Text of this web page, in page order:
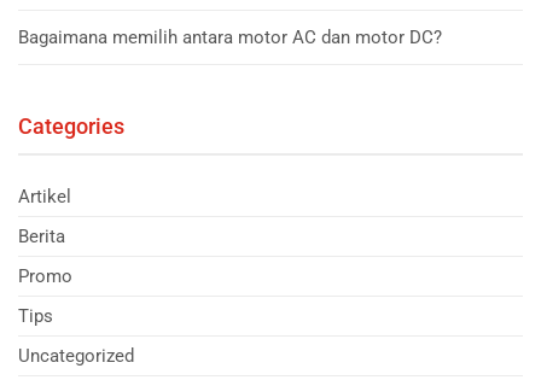
Bagaimana memilih antara motor AC dan motor DC?
Categories
Artikel
Berita
Promo
Tips
Uncategorized